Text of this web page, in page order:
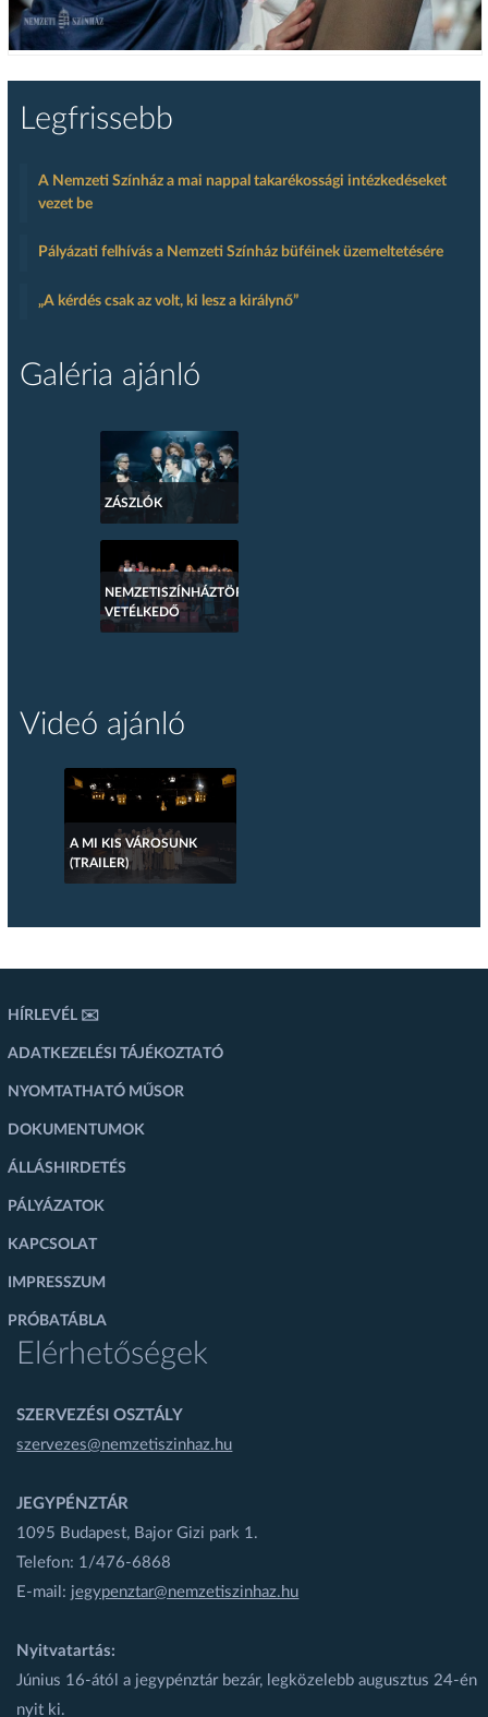
Legfrissebb
A Nemzeti Színház a mai nappal takarékossági intézkedéseket
vezet be
Pályázati felhívás a Nemzeti Színház büféinek üzemeltetésére
„A kérdés csak az volt, ki lesz a királynő”
Galéria ajánló
ZÁSZLÓK
NEMZETISZÍNHÁZTÖRTÉNETI
VETÉLKEDŐ
Videó ajánló
A MI KIS VÁROSUNK
(TRAILER)
HÍRLEVÉL ✉️
ADATKEZELÉSI TÁJÉKOZTATÓ
NYOMTATHATÓ MŰSOR
DOKUMENTUMOK
ÁLLÁSHIRDETÉS
PÁLYÁZATOK
KAPCSOLAT
IMPRESSZUM
PRÓBATÁBLA
Elérhetőségek
SZERVEZÉSI OSZTÁLY
szervezes@nemzetiszinhaz.hu
JEGYPÉNZTÁR
1095 Budapest, Bajor Gizi park 1.
Telefon: 1/476-6868
E-mail: jegypenztar@nemzetiszinhaz.hu
Nyitvatartás:
Június 16-ától a jegypénztár bezár, legközelebb augusztus 24-én
nyit ki.